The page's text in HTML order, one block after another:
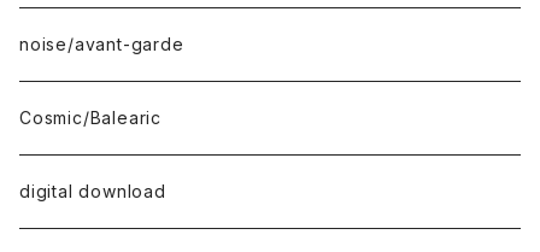
noise/avant-garde
Cosmic/Balearic
digital download